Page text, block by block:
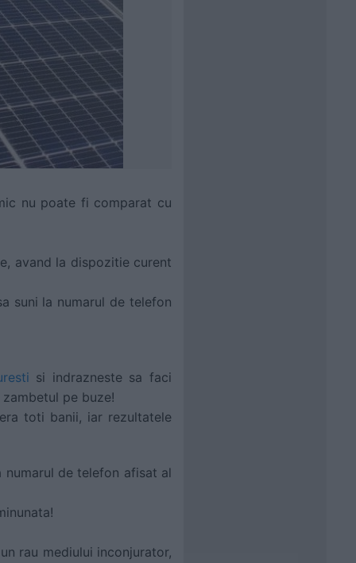
nu poate fi comparat cu
avand la dispozitie curent
suni la numarul de telefon
si indrazneste sa faci
pe buze!
toti banii, iar rezultatele
de telefon afisat al
rau mediului inconjurator,